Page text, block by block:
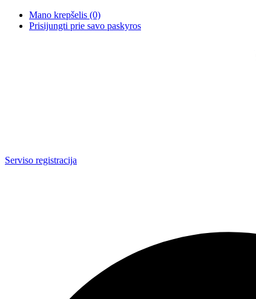
Mano krepšelis (0)
Prisijungti prie savo paskyros
Serviso registracija